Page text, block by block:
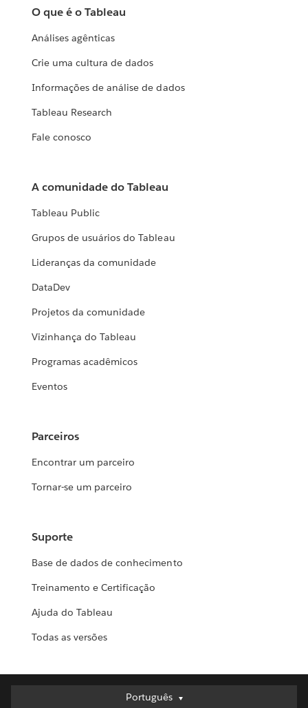
O que é o Tableau
Análises agênticas
Crie uma cultura de dados
Informações de análise de dados
Tableau Research
Fale conosco
A comunidade do Tableau
Tableau Public
Grupos de usuários do Tableau
Lideranças da comunidade
DataDev
Projetos da comunidade
Vizinhança do Tableau
Programas acadêmicos
Eventos
Parceiros
Encontrar um parceiro
Tornar-se um parceiro
Suporte
Base de dados de conhecimento
Treinamento e Certificação
Ajuda do Tableau
Todas as versões
Português
Português